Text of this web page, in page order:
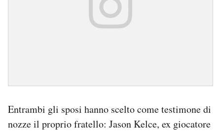
Entrambi gli sposi hanno scelto come testimone di
nozze il proprio fratello: Jason Kelce, ex giocatore